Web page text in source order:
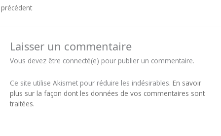
précédent
Laisser un commentaire
Vous devez être connecté(e) pour publier un commentaire.
Ce site utilise Akismet pour réduire les indésirables. En savoir
plus sur la façon dont les données de vos commentaires sont
traitées.